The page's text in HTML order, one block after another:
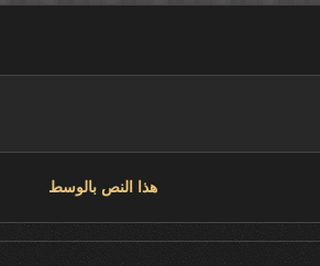
هذا النص بالوسط